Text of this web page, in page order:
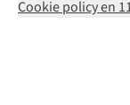
Cookie policy en